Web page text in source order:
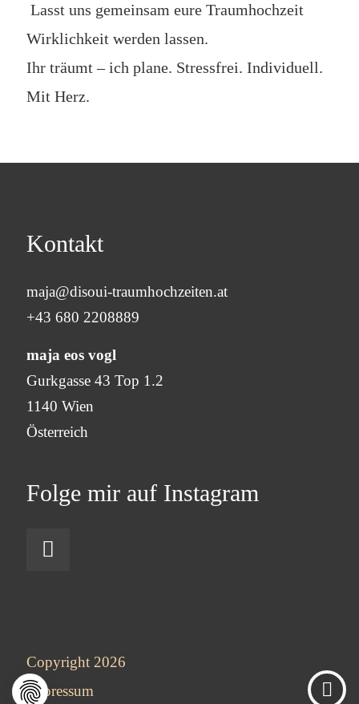
Lasst uns gemeinsam eure Traumhochzeit
Wirklichkeit werden lassen.
Ihr träumt – ich plane. Stressfrei. Individuell.
Mit Herz.
Kontakt
maja@disoui-traumhochzeiten.at
+43 680 2208889
maja eos vogl
Gurkgasse 43 Top 1.2
1140 Wien
Österreich
Folge mir auf Instagram
Copyright 2026
Impressum